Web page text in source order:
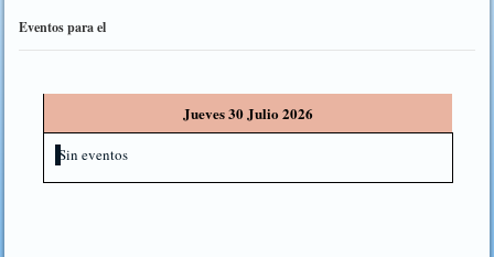
Eventos para el
Jueves 30 Julio 2026
Sin eventos